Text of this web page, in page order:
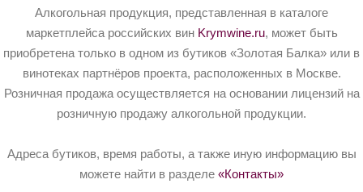
Алкогольная продукция, представленная в каталоге
маркетплейса российских вин Krymwine.ru, может быть
приобретена только в одном из бутиков «Золотая Балка» или в
винотеках партнёров проекта, расположенных в Москве.
Розничная продажа осуществляется на основании лицензий на
розничную продажу алкогольной продукции.
Адреса бутиков, время работы, а также иную информацию вы
можете найти в разделе «Контакты»